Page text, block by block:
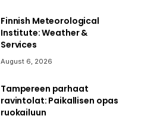
Finnish Meteorological
Institute: Weather &
Services
August 6, 2026
Tampereen parhaat
ravintolat: Paikallisen opas
ruokailuun